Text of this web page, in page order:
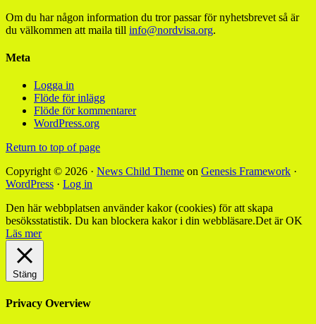
Om du har någon information du tror passar för nyhetsbrevet så är
du välkommen att maila till info@nordvisa.org.
Meta
Logga in
Flöde för inlägg
Flöde för kommentarer
WordPress.org
Return to top of page
Copyright © 2026 · News Child Theme on Genesis Framework ·
WordPress · Log in
Den här webbplatsen använder kakor (cookies) för att skapa
besöksstatistik. Du kan blockera kakor i din webbläsare.Det är OK
Läs mer
Stäng
Privacy Overview